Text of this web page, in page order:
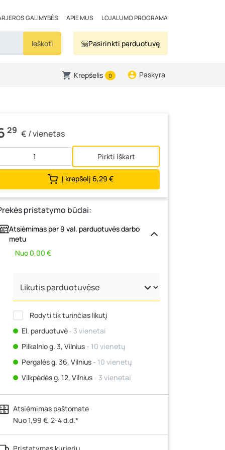
GALIMYBĖS APIE MUS LOJALUMO PROGRAMA
Ieškoti Pasirinkti parduotuvę
Krepšelis 0 Paskyra
29 € / vienetas
Pirkti iškart
Į krepšelį 6,29 €
pristatymo būdai:
Atsiėmimas per 9 val. parduotuvės darbo
metu
Nuo 0,00 €
Rodyti tik turinčias likutį
El. parduotuvė‐ 3 vienetai
Pilkalnio g. 3, Vilnius - 10 vienetų
Pergalės g. 36, Vilnius - 10 vienetų
Vilkpėdės g. 12, Vilnius - 3 vienetai
Ateities g. 15, Vilnius- 7 vienetai
Kauno r., Narsiečių k., Vytauto g. 183,
Kaunas - 8 vienetai
Šilutės pl. 83A, Klaipėda- 3 vienetai
Atsiėmimas paštomate
Nuo 1,99 €, 2-4 d.d.*